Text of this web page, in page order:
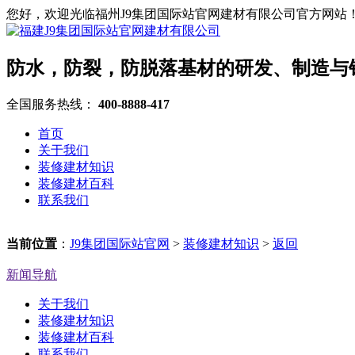
您好，欢迎光临福州J9集团国际站官网建材有限公司官方网站
防水，防裂，防脱落基材的研发、制造与
全国服务热线： 400-8888-417
首页
关于我们
装修建材知识
装修建材百科
联系我们
当前位置 ： J9集团国际站官网 > 装修建材知识 > 返回
新闻导航
关于我们
装修建材知识
装修建材百科